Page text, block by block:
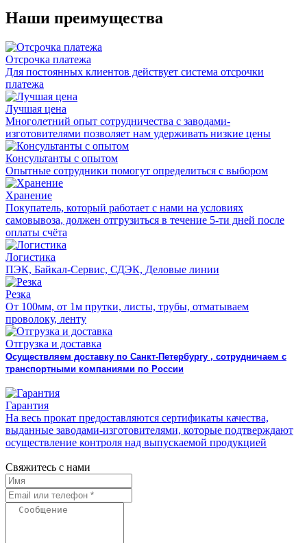
Наши преимущества
Отсрочка платежа
Для постоянных клиентов действует система отсрочки
платежа
Лучшая цена
Многолетний опыт сотрудничества с заводами-
изготовителями позволяет нам удерживать низкие цены
Консультанты с опытом
Опытные сотрудники помогут определиться с выбором
Хранение
Покупатель, который работает с нами на условиях
самовывоза, должен отгрузиться в течение 5-ти дней после
оплаты счёта
Логистика
ПЭК, Байкал-Сервис, СДЭК, Деловые линии
Резка
От 100мм, от 1м прутки, листы, трубы, отматываем
проволоку, ленту
Отгрузка и доставка
Осуществляем доставку по Санкт-Петербургу , сотрудничаем с
транспортными компаниями по России
Гарантия
На весь прокат предоставляются сертификаты качества,
выданные заводами-изготовителями, которые подтверждают
осуществление контроля над выпускаемой продукцией
Свяжитесь с нами